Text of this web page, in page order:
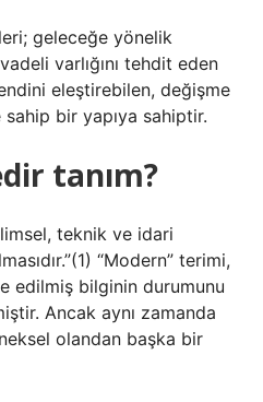
geleceğe yönelik
varlığını tehdit eden
eleştirebilen, değişme
bir yapıya sahiptir.
tanım?
teknik ve idari
“Modern” terimi,
edilmiş bilginin durumunu
Ancak aynı zamanda
olandan başka bir